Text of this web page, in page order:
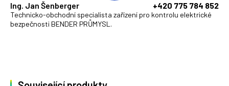
Ing. Jan Šenberger +420 775 784 852
Technicko-obchodní specialista zařízení pro kontrolu elektrické
bezpečnosti BENDER PRŮMYSL.